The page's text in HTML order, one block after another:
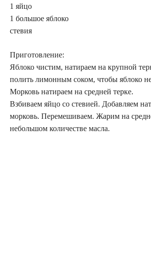
1 яйцо
1 большое яблоко
стевия
Приготовление:
Яблоко чистим, натираем на крупной
полить лимонным соком, чтобы яблоко
Морковь натираем на средней терке.
Взбиваем яйцо со стевией. Добавляем
морковь. Перемешиваем. Жарим на
небольшом количестве масла.